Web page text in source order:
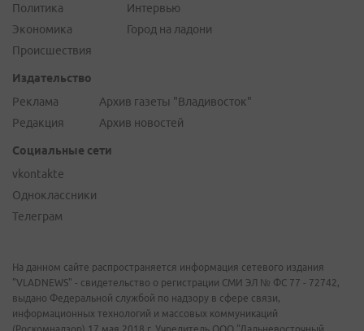
Политика
Экономика
Происшествия
Интервью
Город на ладони
Издательство
Реклама
Редакция
Архив газеты "Владивосток"
Архив новостей
Социальные сети
vkontakte
Одноклассники
Телеграм
На данном сайте распространяется информация сетевого издания
"VLADNEWS" - свидетельство о регистрации СМИ ЭЛ № ФС 77 - 72742,
выдано Федеральной службой по надзору в сфере связи,
информационных технологий и массовых коммуникаций